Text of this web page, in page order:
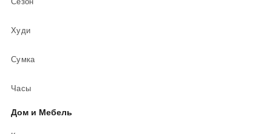
Худи
Сумка
Часы
Дом и Мебель